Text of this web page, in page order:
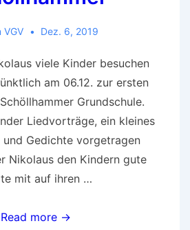
VGV Dez. 6, 2019
viele Kinder besuchen
am 06.12. zur ersten
Grundschule.
Liedvorträge, ein kleines
Gedichte vorgetragen
Nikolaus den Kindern gute
mit auf ihren …
Nikolaus
Read more →